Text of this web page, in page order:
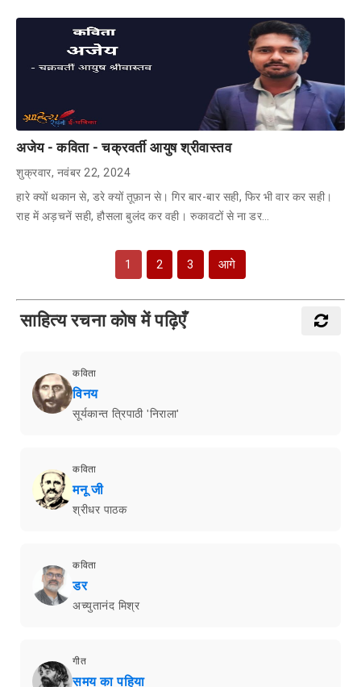
अजेय - कविता - चक्रवर्ती आयुष श्रीवास्तव
शुक्रवार, नवंबर 22, 2024
हारे क्यों थकान से, डरे क्यों तूफ़ान से। गिर बार-बार सही, फिर भी वार कर सही।
राह में अड़चनें सही, हौसला बुलंद कर वही। रुकावटों से ना डर…
1 2 3 आगे
साहित्य रचना कोष में पढ़िएँ
कविता
विनय
सूर्यकान्त त्रिपाठी 'निराला'
कविता
मनू जी
श्रीधर पाठक
कविता
डर
अच्युतानंद मिश्र
गीत
समय का पहिया